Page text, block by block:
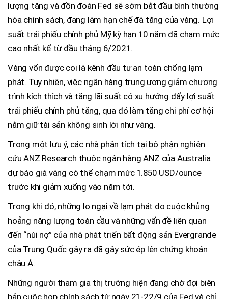
lượng tăng và đồn đoán Fed sẽ sớm bắt đầu bình thường
hóa chính sách, đang làm hạn chế đà tăng của vàng. Lợi
suất trái phiếu chính phủ Mỹ kỳ hạn 10 năm đã chạm mức
cao nhất kể từ đầu tháng 6/2021.
Vàng vốn được coi là kênh đầu tư an toàn chống lạm
phát. Tuy nhiên, việc ngân hàng trung ương giảm chương
trình kích thích và tăng lãi suất có xu hướng đẩy lợi suất
trái phiếu chính phủ tăng, qua đó làm tăng chi phí cơ hội
nắm giữ tài sản không sinh lời như vàng.
Trong một lưu ý, các nhà phân tích tại bộ phận nghiên
cứu ANZ Research thuộc ngân hàng ANZ của Australia
dự báo giá vàng có thể chạm mức 1.850 USD/ounce
trước khi giảm xuống vào năm tới.
Trong khi đó, những lo ngại về lạm phát do cuộc khủng
hoảng năng lượng toàn cầu và những vấn đề liên quan
đến “núi nợ” của nhà phát triển bất động sản Evergrande
của Trung Quốc gây ra đã gây sức ép lên chứng khoán
châu Á.
Những người tham gia thị trường hiện đang chờ đợi biên